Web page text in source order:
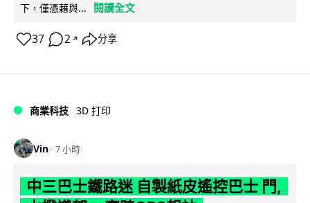
下，僅憑藉與...
閱讀全文
37 2 ↗ 分享
商業科技 3D 打印
Vin 7 小時
中三巴士鐵路迷 自製紙皮遙控巴士 門,